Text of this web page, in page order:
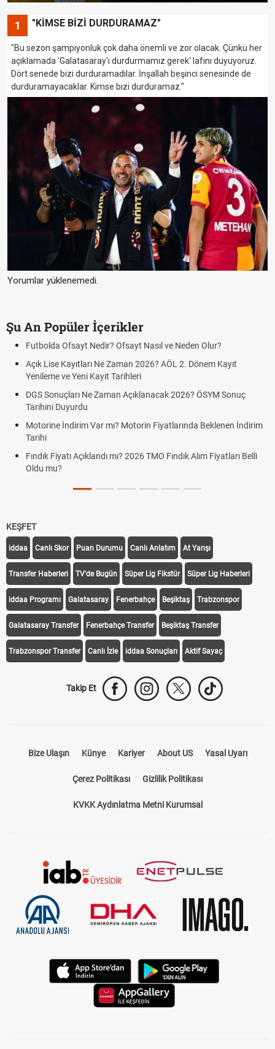
1 "KİMSE BİZİ DURDURAMAZ"
"Bu sezon şampiyonluk çok daha önemli ve zor olacak. Çünkü her
açıklamada 'Galatasaray'ı durdurmamız gerek' lafını duyuyoruz.
Dört senede bizi durduramadılar. İnşallah beşinci senesinde de
durduramayacaklar. Kimse bizi durduramaz."
Yorumlar yüklenemedi.
Şu An Popüler İçerikler
Sigaraya Zam Mı Geldi? Güncel JTI Sigara Fiyatları 2026
FENERBAHÇE STURM GRAZ CANLI İZLE ŞİFRESİZ (FB STURM
GRAZ)
Fenerbahçe Sturm Graz maçı şifresiz canlı yayın izle
Fenerbahçe Sturm Graz maçı ŞİFRESİZ tv100 İZLE, FB Sturm
Graz link
Fenerbahçe - Sturm Graz maçı şifresiz izle canlı tv100 linki
iddaa Canlı Skor
Transfer Haberleri TV'de Bugün Süper Lig Fikstür Süper Lig Haberleri
iddaa Programı Galatasaray Fenerbahçe Beşiktaş Trabzonspor
Galatasaray Transfer Fenerbahçe Transfer Beşiktaş Transfer
Trabzonspor Transfer Canlı İzle iddaa Sonuçları Aktif Sayaç
Takip Et
Çerez Politikası Gizlilik Politikası
KVKK Aydınlatma Metni Kurumsal